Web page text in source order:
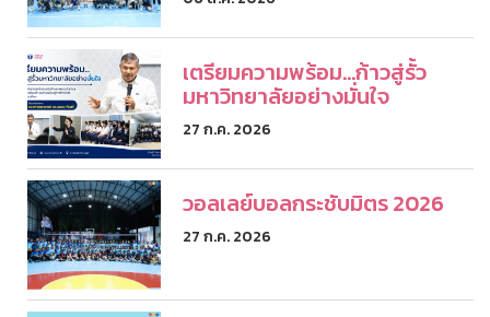
เตรียมความพร้อม...ก้าวสู่รั้ว
มหาวิทยาลัยอย่างมั่นใจ
27 ก.ค. 2026
วอลเลย์บอลกระชับมิตร 2026
27 ก.ค. 2026